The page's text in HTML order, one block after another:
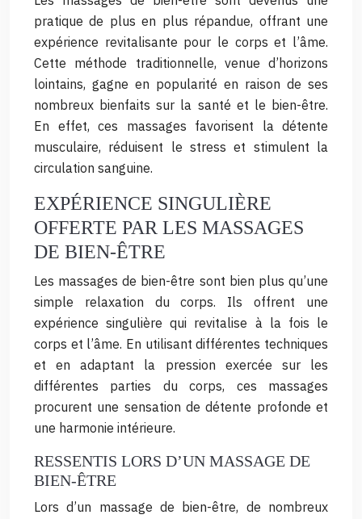
pratique de plus en plus répandue, offrant une
expérience revitalisante pour le corps et l’âme.
Cette méthode traditionnelle, venue d’horizons
lointains, gagne en popularité en raison de ses
nombreux bienfaits sur la santé et le bien-être.
En effet, ces massages favorisent la détente
musculaire, réduisent le stress et stimulent la
circulation sanguine.
EXPÉRIENCE SINGULIÈRE
OFFERTE PAR LES MASSAGES
DE BIEN-ÊTRE
Les massages de bien-être sont bien plus qu’une
simple relaxation du corps. Ils offrent une
expérience singulière qui revitalise à la fois le
corps et l’âme. En utilisant différentes techniques
et en adaptant la pression exercée sur les
différentes parties du corps, ces massages
procurent une sensation de détente profonde et
une harmonie intérieure.
RESSENTIS LORS D’UN MASSAGE DE
BIEN-ÊTRE
Lors d’un massage de bien-être, de nombreux